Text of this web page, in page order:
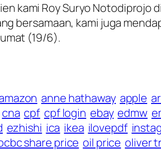
kami Roy Suryo
bersamaan, kami juga
(19/6).
anne hathaway apple
cna cpf cpf login ebay edmw
ezhishi ica ikea ilovepdf
share price oil price oliver